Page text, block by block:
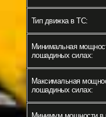
Тип движка в ТС:
Минимальная
лошадиных силах:
Максимальная
лошадиных силах: